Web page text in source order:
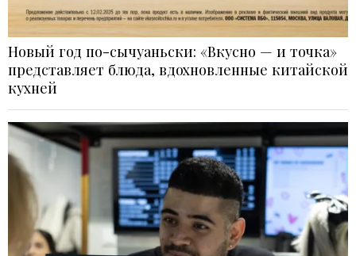
Новый год по-сычуаньски: «Вкусно — и точка»
представляет блюда, вдохновленные китайской
кухней